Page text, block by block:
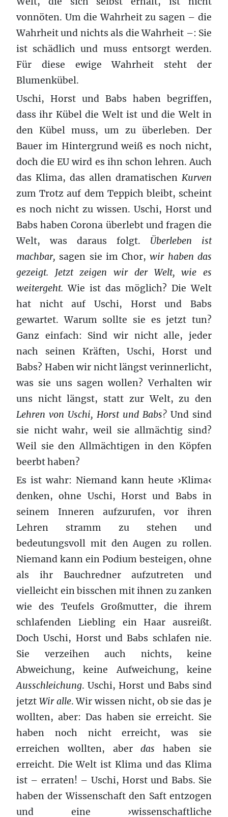
vonnöten. Um die Wahrheit zu sagen – die
Wahrheit und nichts als die Wahrheit –: Sie
ist schädlich und muss entsorgt werden.
Für diese ewige Wahrheit steht der
Blumenkübel.
Uschi, Horst und Babs haben begriffen,
dass ihr Kübel die Welt ist und die Welt in
den Kübel muss, um zu überleben. Der
Bauer im Hintergrund weiß es noch nicht,
doch die EU wird es ihn schon lehren. Auch
das Klima, das allen dramatischen Kurven
zum Trotz auf dem Teppich bleibt, scheint
es noch nicht zu wissen. Uschi, Horst und
Babs haben Corona überlebt und fragen die
Welt, was daraus folgt. Überleben ist
machbar, sagen sie im Chor,wir haben das
gezeigt. Jetzt zeigen wir der Welt, wie es
weitergeht. Wie ist das möglich? Die Welt
hat nicht auf Uschi, Horst und Babs
gewartet. Warum sollte sie es jetzt tun?
Ganz einfach: Sind wir nicht alle, jeder
nach seinen Kräften, Uschi, Horst und
Babs? Haben wir nicht längst verinnerlicht,
was sie uns sagen wollen? Verhalten wir
uns nicht längst, statt zur Welt, zu den
Lehren von Uschi, Horst und Babs? Und sind
sie nicht wahr, weil sie allmächtig sind?
Weil sie den Allmächtigen in den Köpfen
beerbt haben?
Es ist wahr: Niemand kann heute ›Klima‹
denken, ohne Uschi, Horst und Babs in
seinem Inneren aufzurufen, vor ihren
Lehren stramm zu stehen und
bedeutungsvoll mit den Augen zu rollen.
Niemand kann ein Podium besteigen, ohne
als ihr Bauchredner aufzutreten und
vielleicht ein bisschen mit ihnen zu zanken
wie des Teufels Großmutter, die ihrem
schlafenden Liebling ein Haar ausreißt.
Doch Uschi, Horst und Babs schlafen nie.
Sie verzeihen auch nichts, keine
Abweichung, keine Aufweichung, keine
Ausschleichung. Uschi, Horst und Babs sind
jetzt Wir alle. Wir wissen nicht, ob sie das je
wollten, aber: Das haben sie erreicht. Sie
haben noch nicht erreicht, was sie
erreichen wollten, aberdas haben sie
erreicht. Die Welt ist Klima und das Klima
ist – erraten! – Uschi, Horst und Babs. Sie
haben der Wissenschaft den Saft entzogen
und eine ›wissenschaftliche